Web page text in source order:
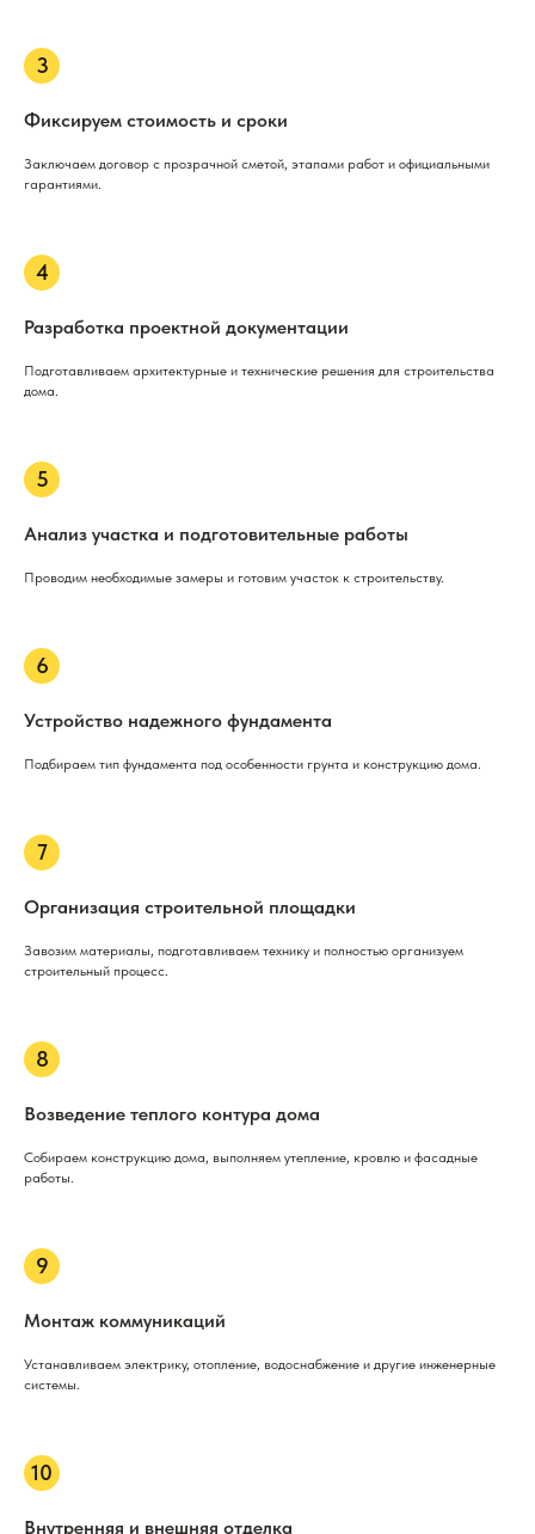
Фиксируем стоимость и сроки
Заключаем договор с прозрачной сметой, этапами работ и официальными
гарантиями.
Разработка проектной документации
Подготавливаем архитектурные и технические решения для строительства
дома.
Анализ участка и подготовительные работы
Проводим необходимые замеры и готовим участок к строительству.
Устройство надежного фундамента
Подбираем тип фундамента под особенности грунта и конструкцию дома.
Организация строительной площадки
Завозим материалы, подготавливаем технику и полностью организуем
строительный процесс.
Возведение теплого контура дома
Собираем конструкцию дома, выполняем утепление, кровлю и фасадные
работы.
Монтаж коммуникаций
Устанавливаем электрику, отопление, водоснабжение и другие инженерные
системы.
Внутренняя и внешняя отделка